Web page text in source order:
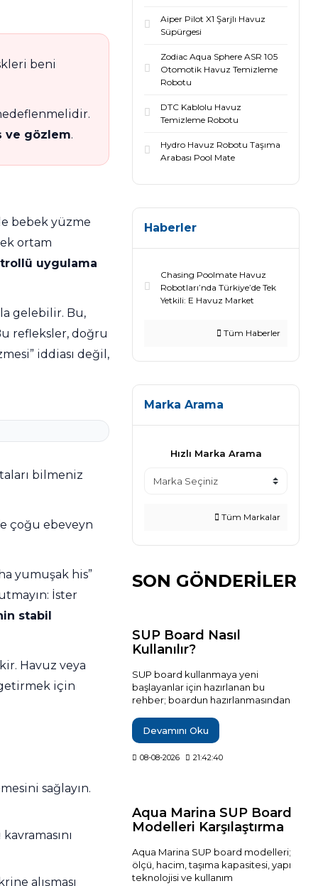
beni
ve gözlem.
bebek yüzme
ortam
uygulama
gelebilir. Bu,
refleksler, doğru
iddiası değil,
bilmeniz
çoğu ebeveyn
yumuşak his”
İster
stabil
Havuz veya
için
sağlayın.
alışması
Aiper Pilot X1 Şarjlı Havuz
Süpürgesi
Zodiac Aqua Sphere ASR 105
Otomotik Havuz Temizleme
Robotu
DTC Kablolu Havuz
Temizleme Robotu
Hydro Havuz Robotu Taşıma
Arabası Pool Mate
Haberler
Chasing Poolmate Havuz
Robotları’nda Türkiye’de Tek
Yetkili: E Havuz Market
Tüm Haberler
Marka Arama
Hızlı Marka Arama
Tüm Markalar
SON GÖNDERİLER
SUP Board Nasıl
Kullanılır?
SUP board kullanmaya yeni
başlayanlar için hazırlanan bu
rehber; boardun hazırlanmasından
sağlamaya, doğru kürek
tekniğinden dönüş ve rota
adımlarını açıklar. Güvenli bir ilk sürüş
sonrası bakım gibi önemli noktaları
da kapsar.
Devamını Oku
08-08-2026 21:42:40
Aqua Marina SUP Board
Modelleri Karşılaştırma
Aqua Marina SUP board modelleri;
ölçü, hacim, taşıma kapasitesi, yapı
teknolojisi ve kullanım